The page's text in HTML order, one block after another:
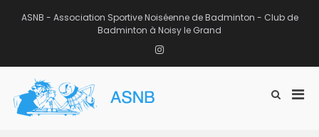
ASNB - Association Sportive Noiséenne de Badminton - Club de
Badminton à Noisy le Grand
Instagram
Afficher